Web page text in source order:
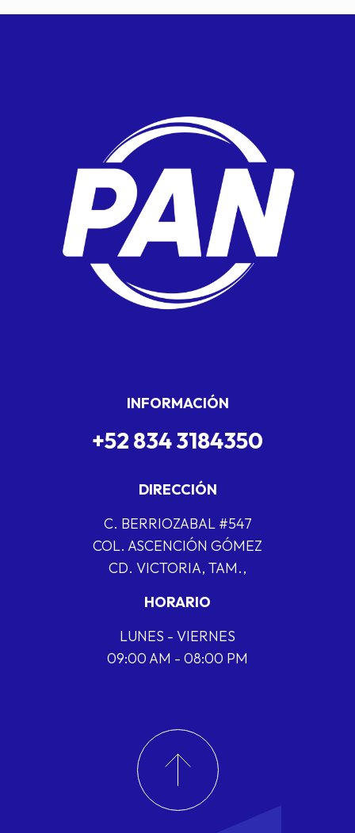
INFORMACIÓN
+52 834 3184350
DIRECCIÓN
C. BERRIOZABAL #547
COL. ASCENCIÓN GÓMEZ
CD. VICTORIA, TAM.,
HORARIO
LUNES - VIERNES
09:00 AM - 08:00 PM